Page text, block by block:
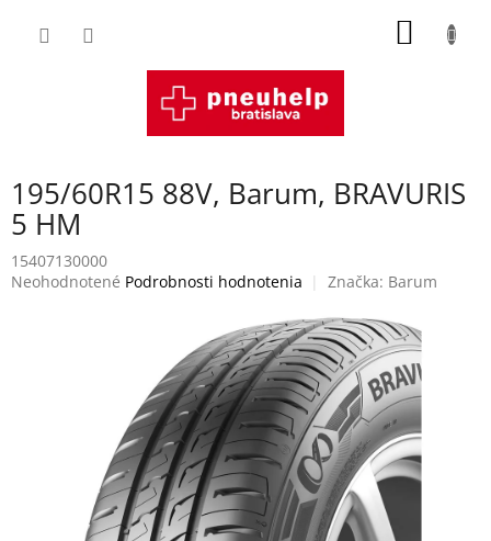
195/60R15 88V, Barum, BRAVURIS
5 HM
15407130000
Priemerné
Neohodnotené Podrobnosti hodnotenia Značka: Barum